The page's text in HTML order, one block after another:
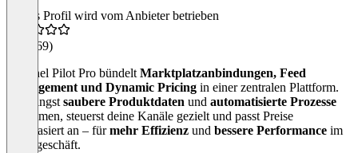
Dieses Profil wird vom Anbieter betrieben
(369)
Channel Pilot Pro bündelt Marktplatzanbindungen, Feed
Management und Dynamic Pricing in einer zentralen Plattform.
Du bringst saubere Produktdaten und automatisierte Prozesse
zusammen, steuerst deine Kanäle gezielt und passt Preise
regelbasiert an – fürmehr Effizienz und bessere Performance im
Tagesgeschäft.